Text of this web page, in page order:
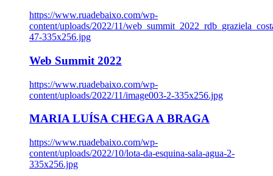
https://www.ruadebaixo.com/wp-
content/uploads/2022/11/
47-335x256.jpg
Web Summit 2022
https://www.ruadebaixo.com/wp-
content/uploads/2022/11/image003-2-335x256.jpg
MARIA LUÍSA CHEGA A BRAGA
https://www.ruadebaixo.com/wp-
content/uploads/2022/10/lota-da-esquina-sala-agua-2-
335x256.jpg